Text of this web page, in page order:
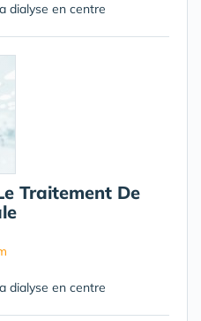
dialyse en centre
Traitement De
dialyse en centre